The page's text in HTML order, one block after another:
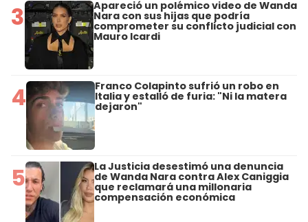
3 Apareció un polémico video de Wanda
Nara con sus hijas que podría
comprometer su conflicto judicial con
Mauro Icardi
4 Franco Colapinto sufrió un robo en
Italia y estalló de furia: "Ni la matera
dejaron"
5 La Justicia desestimó una denuncia
de Wanda Nara contra Alex Caniggia
que reclamará una millonaria
compensación económica